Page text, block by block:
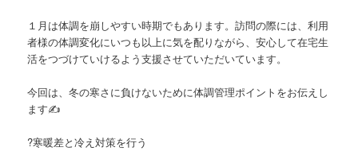
１月は体調を崩しやすい時期でもあります。訪問の際には、利用
者様の体調変化にいつも以上に気を配りながら、安心して在宅生
活をつづけていけるよう支援させていただいています。
今回は、冬の寒さに負けないために体調管理ポイントをお伝えし
ます✍
?寒暖差と冷え対策を行う